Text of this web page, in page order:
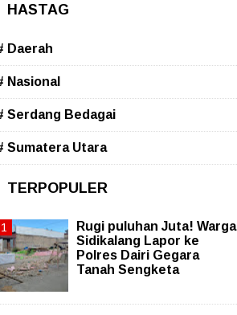
HASTAG
Daerah
Nasional
Serdang Bedagai
Sumatera Utara
TERPOPULER
Rugi puluhan Juta! Warga
Sidikalang Lapor ke
Polres Dairi Gegara
Tanah Sengketa